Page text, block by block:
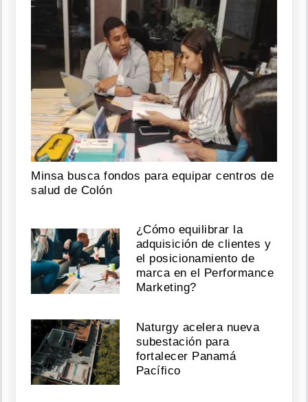
Minsa busca fondos para equipar centros de
salud de Colón
¿Cómo equilibrar la
adquisición de clientes y
el posicionamiento de
marca en el Performance
Marketing?
Naturgy acelera nueva
subestación para
fortalecer Panamá
Pacífico